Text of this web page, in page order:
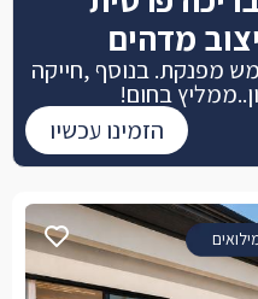
מדהים
מפנקת. בנוסף ,חייקה
בחום!
הזמינו עכשיו